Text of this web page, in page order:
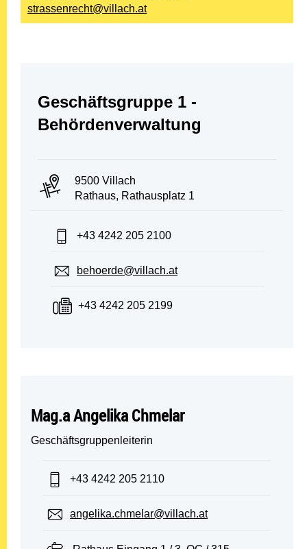
strassenrecht@villach.at
Abteilung:
Geschäftsgruppe 1 -
Behördenverwaltung
PLZ und Ort:
9500 Villach
Adresse:
Rathaus, Rathausplatz 1
Telefon:
+43 4242 205 2100
E-Mail:
behoerde@villach.at
Fax:
+43 4242 205 2199
Mag.a Angelika Chmelar
Geschäftsgruppenleiterin
Telefon:
+43 4242 205 2110
E-Mail:
angelika.chmelar@villach.at